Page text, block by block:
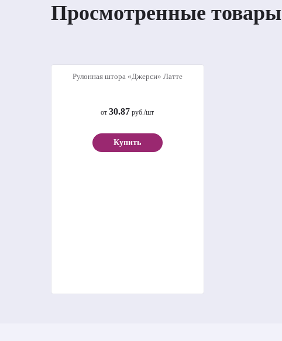
Просмотренные товары
Рулонная штора «Джерси» Латте
от30.87 руб./шт
Купить